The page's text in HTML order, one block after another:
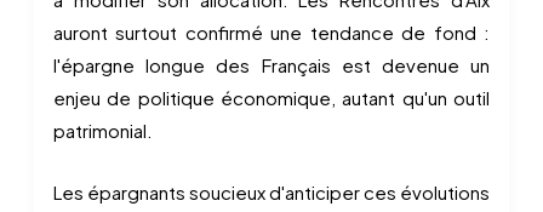
auront surtout confirmé une tendance de fond :
l'épargne longue des Français est devenue un
enjeu de politique économique, autant qu'un outil
patrimonial.
Les épargnants soucieux d'anticiper ces évolutions